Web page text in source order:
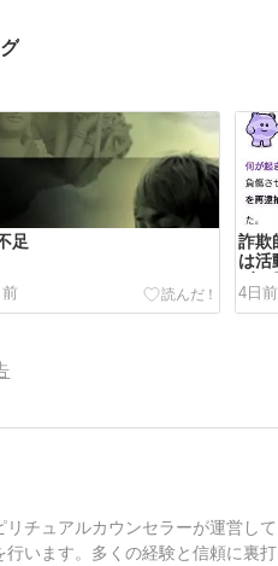
足
詐欺
は活
4日前
チュアルカウンセラーが運営し
います。多くの経験と信頼に裏